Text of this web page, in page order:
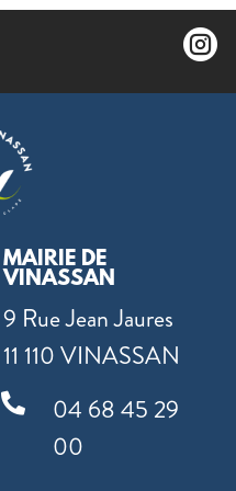

MAIRIE DE
VINASSAN
9 Rue Jean Jaures
11 110 VINASSAN

04 68 45 29
00